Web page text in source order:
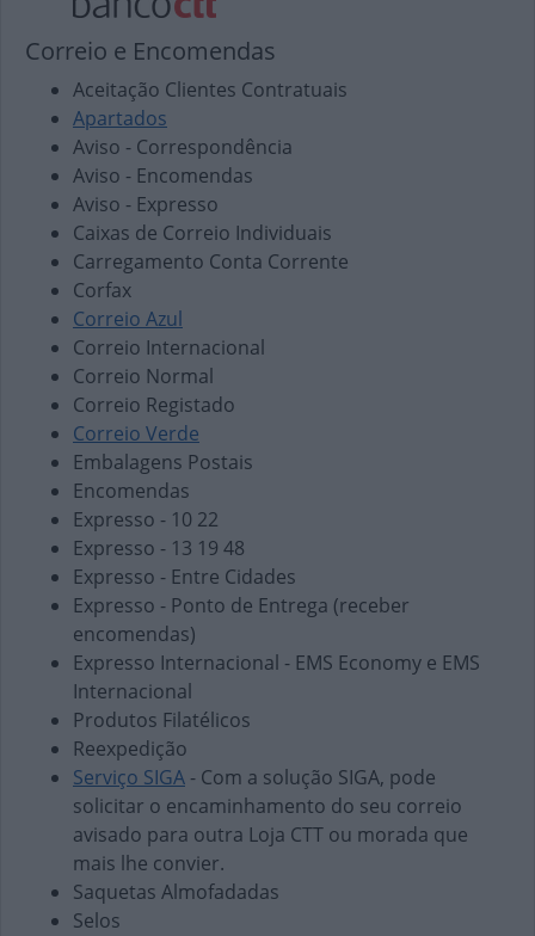
Correio e Encomendas
Aceitação Clientes Contratuais
Apartados
Aviso - Correspondência
Aviso - Encomendas
Aviso - Expresso
Caixas de Correio Individuais
Carregamento Conta Corrente
Corfax
Correio Azul
Correio Internacional
Correio Normal
Correio Registado
Correio Verde
Embalagens Postais
Encomendas
Expresso - 10 22
Expresso - 13 19 48
Expresso - Entre Cidades
Expresso - Ponto de Entrega (receber
encomendas)
Expresso Internacional - EMS Economy e EMS
Internacional
Produtos Filatélicos
Reexpedição
Serviço SIGA - Com a solução SIGA, pode
solicitar o encaminhamento do seu correio
avisado para outra Loja CTT ou morada que
mais lhe convier.
Saquetas Almofadadas
Selos